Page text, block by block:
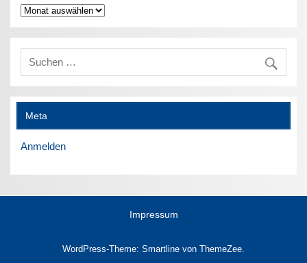
Archiv
Meta
Anmelden
Impressum
WordPress-Theme: Smartline von ThemeZee.